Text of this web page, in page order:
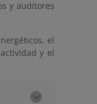
y auditores
el
y el